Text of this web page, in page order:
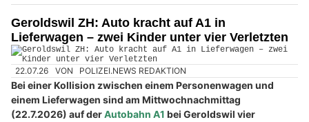
Geroldswil ZH: Auto kracht auf A1 in
Lieferwagen – zwei Kinder unter vier Verletzten
22.07.26 VON POLIZEI.NEWS REDAKTION
Bei einer Kollision zwischen einem Personenwagen und
einem Lieferwagen sind am Mittwochnachmittag
(22.7.2026) auf derAutobahn A1 bei Geroldswil vier